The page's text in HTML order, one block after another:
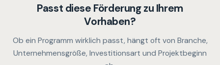
Passt diese Förderung zu Ihrem
Vorhaben?
Ob ein Programm wirklich passt, hängt oft von Branche,
Unternehmensgröße, Investitionsart und Projektbeginn